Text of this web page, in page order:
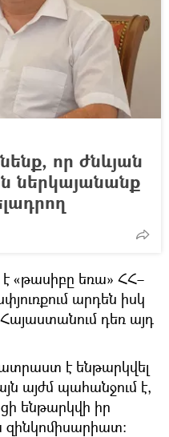
որ ժնևյան
ներկայանանք
«թասիբը եռա» ՀՀ–
արդեն իսկ
դեռ այդ
է ենթարկվել
այժմ պահանջում է,
ենթարկվի իր
զինկոմիսարիատ։